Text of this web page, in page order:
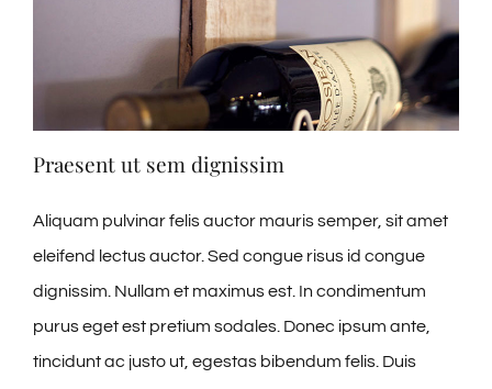
Praesent ut sem dignissim
Aliquam pulvinar felis auctor mauris semper, sit amet
eleifend lectus auctor. Sed congue risus id congue
dignissim. Nullam et maximus est. In condimentum
purus eget est pretium sodales. Donec ipsum ante,
tincidunt ac justo ut, egestas bibendum felis. Duis